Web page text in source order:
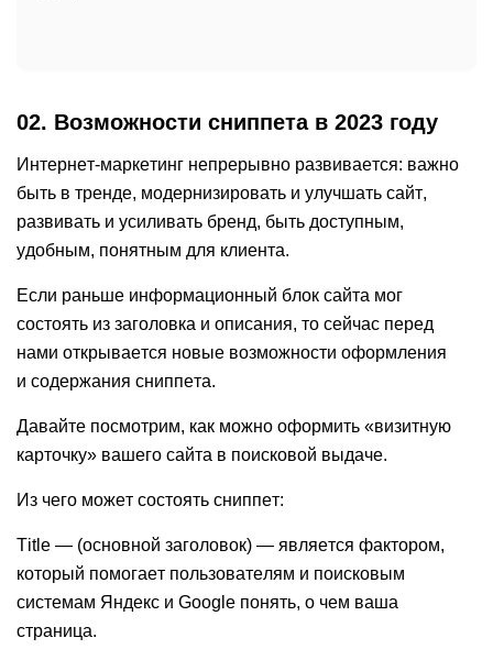
02. Возможности сниппета в 2023 году
Интернет-маркетинг непрерывно развивается: важно
быть в тренде, модернизировать и улучшать сайт,
развивать и усиливать бренд, быть доступным,
удобным, понятным для клиента.
Если раньше информационный блок сайта мог
состоять из заголовка и описания, то сейчас перед
нами открывается новые возможности оформления
и содержания сниппета.
Давайте посмотрим, как можно оформить «визитную
карточку» вашего сайта в поисковой выдаче.
Из чего может состоять сниппет:
Title — (основной заголовок) — является фактором,
который помогает пользователям и поисковым
системам Яндекс и Google понять, о чем ваша
страница.